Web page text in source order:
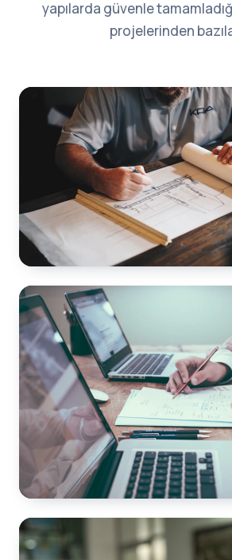
yapılarda güvenle
projelerinden
Yapı Denetim
Konya
📍 Konya
Selçuklu